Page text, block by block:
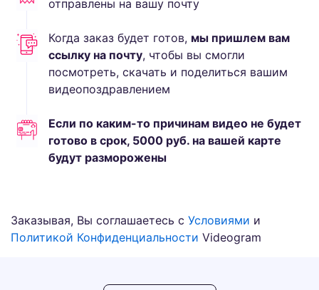
отправлены на вашу почту
Когда заказ будет готов, мы пришлем вам
ссылку на почту, чтобы вы смогли
посмотреть, скачать и поделиться вашим
видеопоздравлением
Если по каким-то причинам видео не будет
готово в срок, 5000 руб. на вашей карте
будут разморожены
Заказывая, Вы соглашаетесь с Условиями и
Политикой Конфиденциальности Videogram